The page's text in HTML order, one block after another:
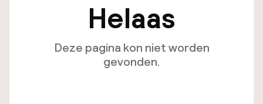
Helaas
Deze pagina kon niet worden
gevonden.